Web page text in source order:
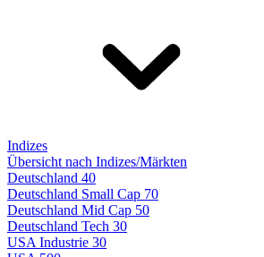
Indizes
Übersicht nach Indizes/Märkten
Deutschland 40
Deutschland Small Cap 70
Deutschland Mid Cap 50
Deutschland Tech 30
USA Industrie 30